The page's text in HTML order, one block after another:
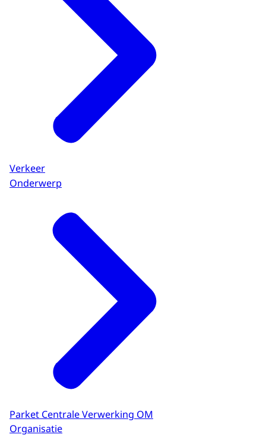
Verkeer
Onderwerp
Parket Centrale Verwerking OM
Organisatie